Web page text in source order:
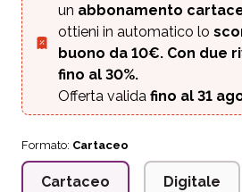
un abbonamento
ottieni in automatico lo
buono da 10€. Con due
fino al 30%.
Offerta valida fino al 31
Formato: Cartaceo
Cartaceo Digitale